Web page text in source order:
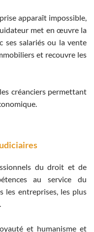
apparaît impossible,
met en œuvre la
ses salariés ou la vente
et recouvre les
créanciers permettant
du droit et de
au service du
les entreprises, les plus
et humanisme et